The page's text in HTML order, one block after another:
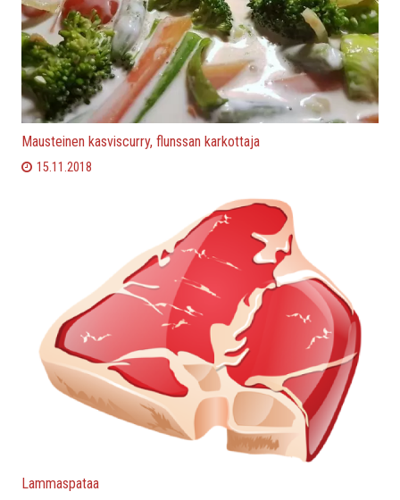
Mausteinen kasviscurry, flunssan karkottaja
15.11.2018
Lammaspataa